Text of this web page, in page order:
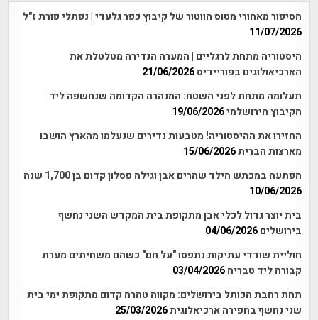
הסיפור מאחורי מטוס הווטור של קיבוץ כפר גלעדי | נפתלי פורת ז"ל
11/07/2026
היסטוריה מתחת לרגליים | המערה הנדירה מטלטלת את
הארכיאולוגים בפוריידיס21/06/2026
תעלומה מתחת לפני השטח: המנהרה הקדומה שנחשפה ליד
הקיבוץ הירושלמי19/06/2026
החזירו את ההיסטוריה! מטבעות נדירים שנעלמו מהארץ הושבו
מארצות הברית15/06/2026
הפתעה במכתש הילד שהרים אבן וגילה פסלון קדום בן 1,700 שנה
10/06/2026
בית יוצר גדול לכלי אבן מתקופת בית המקדש השני נחשף
בירושלים 04/06/2026
חוליית שודדי עתיקות נתפסו "על חם" כשהם משחיתים מערת
קבורה ליד טבריה 03/04/2026
תחת רחבת הכותל בירושלים: מקווה טהרה קדום מתקופת ימי בית
שני נחשף בחפירה ארכיאלוגית25/03/2026